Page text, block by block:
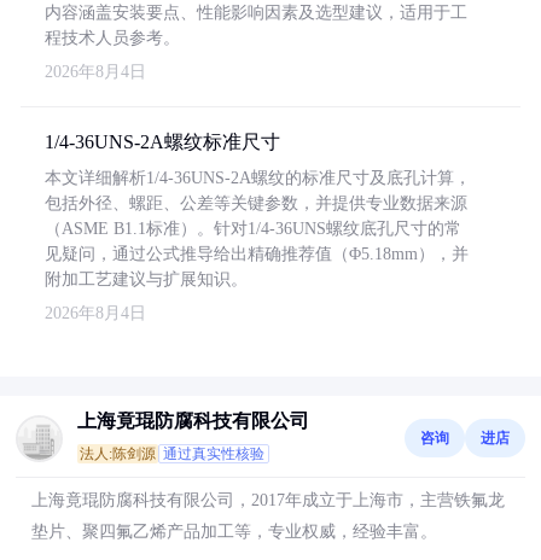
内容涵盖安装要点、性能影响因素及选型建议，适用于工
程技术人员参考。
2026年8月4日
1/4-36UNS-2A螺纹标准尺寸
本文详细解析1/4-36UNS-2A螺纹的标准尺寸及底孔计算，
包括外径、螺距、公差等关键参数，并提供专业数据来源
（ASME B1.1标准）。针对1/4-36UNS螺纹底孔尺寸的常
见疑问，通过公式推导给出精确推荐值（Φ5.18mm），并
附加工艺建议与扩展知识。
2026年8月4日
上海竟琨防腐科技有限公司
法人:陈剑源 通过真实性核验
咨询 进店
上海竟琨防腐科技有限公司，2017年成立于上海市，主营铁氟龙
垫片、聚四氟乙烯产品加工等，专业权威，经验丰富。